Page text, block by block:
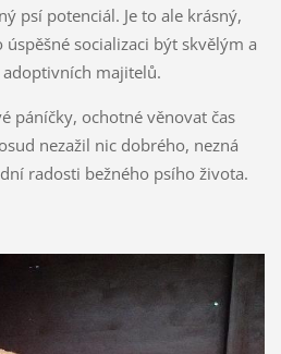
psí potenciál. Je to ale krásný,
socializaci být skvělým a
majitelů.
páníčky, ochotné věnovat čas
nezažil nic dobrého, nezná
radosti bežného psího života.